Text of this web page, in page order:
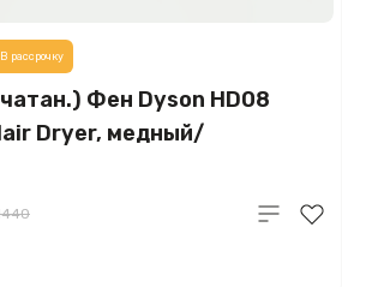
Фен Dyson HD08
Dryer, медный/
(Nickel/Copper)
В рассрочку